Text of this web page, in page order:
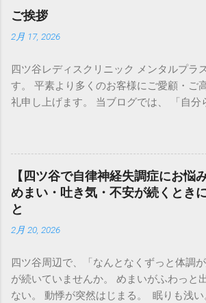
のビルで、四ツ谷駅からのアクセスもほ
ん。 通い慣れた場所のすぐ近くですので
ていた患者さまにも安心してお越しいただ
眠、 気分の落ち込みといった精神科領域
ております 。 婦人科と精神科は、実際の
っています。 ホルモンバランスの変化が
ります。 四ツ谷で婦人科・精神科・心療
とって、 安心してご相談いただける場所
います。 場所は少し変わりましたが、 こ
一人ひとりのお話を丁寧にうかがいながら
ります 。 どうぞ今後ともよろしくお願い
ご挨拶
2月 17, 2026
四ツ谷レディスクリニック メンタルプラ
す。 平素より多くのお客様にご愛顧・ご
礼申し上げます。 当ブログでは、 「自分
に貢献する情報をお届けできるよう、コ
ます💻 皆様のお役に立てるよう、スタッ
ービスの向上に努めて参ります。 ホーム
ご予約はこちら
【四ツ谷で自律神経失調症にお悩
めまい・吐き気・不安が続くとき
と
2月 20, 2026
四ツ谷周辺で、「なんとなくずっと体調
が続いていませんか。 めまいがふわっと
ない。 動悸が突然はじまる。 眠りも浅い